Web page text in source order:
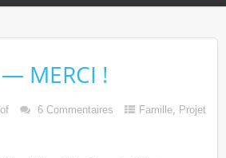
MERCI !
6 Commentaires Famille, Projet